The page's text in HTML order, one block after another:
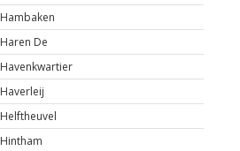
Hambaken
Haren De
Havenkwartier
Haverleij
Helftheuvel
Hintham